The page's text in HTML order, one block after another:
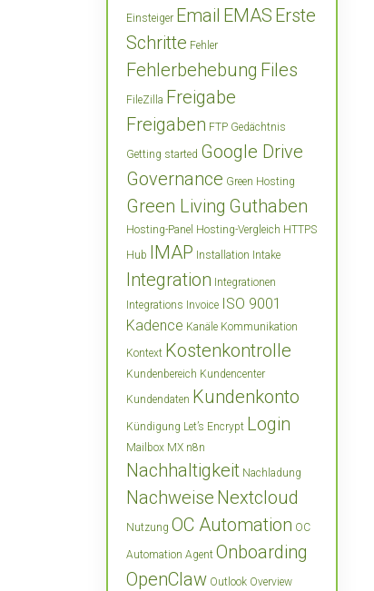
Einsteiger Email EMAS Erste
Schritte Fehler
Fehlerbehebung Files
FileZilla Freigabe
Freigaben FTP Gedächtnis
Getting started Google Drive
Governance Green Hosting
Green Living Guthaben
Hosting-Panel Hosting-Vergleich HTTPS
Hub IMAP Installation Intake
Integration Integrationen
Integrations Invoice ISO 9001
Kadence Kanäle Kommunikation
Kontext Kostenkontrolle
Kundenbereich Kundencenter
Kundendaten Kundenkonto
Kündigung Let’s Encrypt Login
Mailbox MX n8n
Nachhaltigkeit Nachladung
Nachweise Nextcloud
Nutzung OC Automation OC
Automation Agent Onboarding
OpenClaw Outlook Overview